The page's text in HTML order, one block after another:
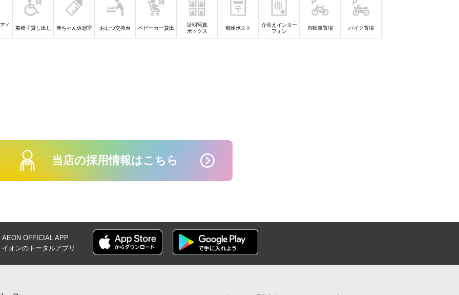
イ
車椅子貸し出し 赤ちゃん休憩室 おむつ交換台 ベビーカー貸出
証明写真
ボックス
郵便ポスト
介添えインター
フォン
自転車置場 バイク置場
当店の採用情報はこちら
AEON OFFICIAL APP
イオンの トータルアプリ